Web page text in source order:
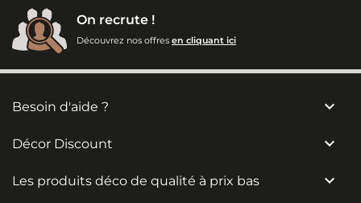
On recrute !
Découvrez nos offres en cliquant ici
Besoin d'aide ? 
Décor Discount 
Les produits déco de qualité à prix bas 